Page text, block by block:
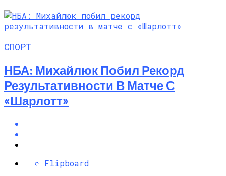
СПОРТ
НБА: Михайлюк Побил Рекорд
Результативности В Матче С
«Шарлотт»
Flipboard